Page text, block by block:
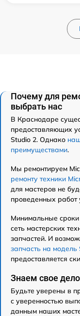
Почему для
выбрать нас
В Краснодаре
предоставляющих
Studio 2. Однако
преимуществами.
Мы ремонтируем
ремонту техники
для мастеров не
проведенных работ
Минимальные
сеть мастерских
запчастей. И
запчасть на модель
предоставляется
Знаем свое дело
Будьте уверены в
с уверенностью
данным наших